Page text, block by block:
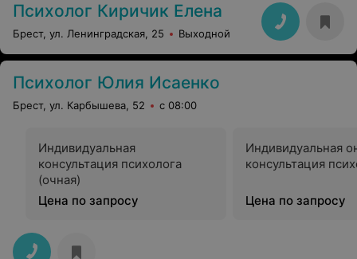
Психолог Киричик Елена
Брест, ул. Ленинградская, 25 Выходной
Психолог Юлия Исаенко
Брест, ул. Карбышева, 52 с 08:00
Индивидуальная
консультация психолога
(очная)
Цена по запросу
Индивидуальная
консультация
Цена по запросу